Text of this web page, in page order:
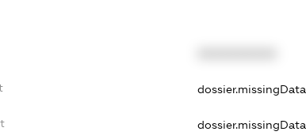
dossier.missingData
dossier.missingData